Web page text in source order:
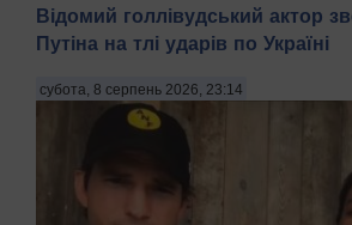
Відомий голлівудський актор
Путіна на тлі ударів по Україні
субота, 8 серпень 2026, 23:14